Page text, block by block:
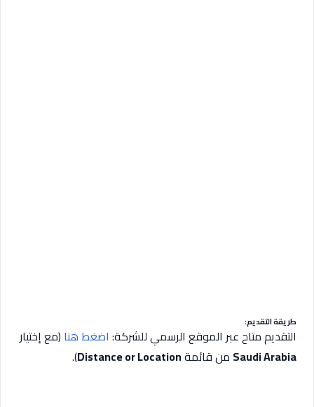
طريقة التقديم:
التقديم متاح عبر الموقع الرسمي للشركة: اضغط هنا (مع إختيار
Saudi Arabia من قائمةDistance or Location
).